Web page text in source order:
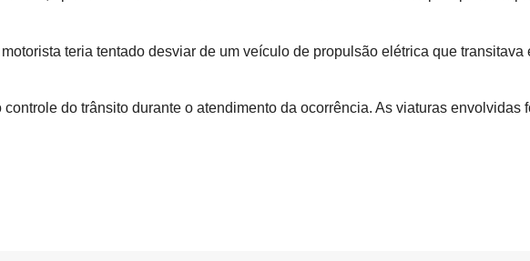
teria tentado desviar de um veículo de propulsão elétrica que transitava
do trânsito durante o atendimento da ocorrência. As viaturas envolvidas